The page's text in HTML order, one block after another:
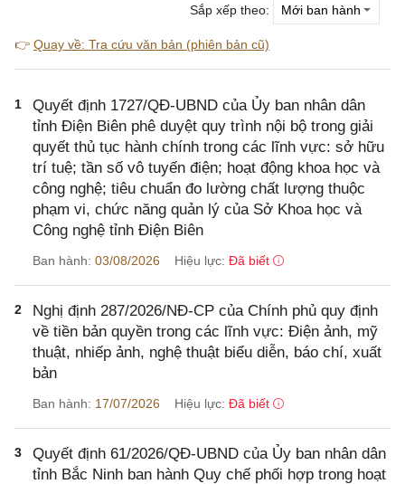
Sắp xếp theo:
👉 Quay về: Tra cứu văn bản (phiên bản cũ)
1
Quyết định 1727/QĐ-UBND của Ủy ban nhân dân
tỉnh Điện Biên phê duyệt quy trình nội bộ trong giải
quyết thủ tục hành chính trong các lĩnh vực: sở hữu
trí tuệ; tần số vô tuyến điện; hoạt động khoa học và
công nghệ; tiêu chuẩn đo lường chất lượng thuộc
phạm vi, chức năng quản lý của Sở Khoa học và
Công nghệ tỉnh Điện Biên
Ban hành: 03/08/2026 Hiệu lực: Đã biết
2
Nghị định 287/2026/NĐ-CP của Chính phủ quy định
về tiền bản quyền trong các lĩnh vực: Điện ảnh, mỹ
thuật, nhiếp ảnh, nghệ thuật biểu diễn, báo chí, xuất
bản
Ban hành: 17/07/2026 Hiệu lực: Đã biết
3
Quyết định 61/2026/QĐ-UBND của Ủy ban nhân dân
tỉnh Bắc Ninh ban hành Quy chế phối hợp trong hoạt